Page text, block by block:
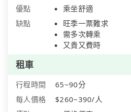
優點
乘坐舒適
缺點
旺季一票難求
需多次轉乘
又貴又費時
租車
行程時間
65~90分
每人價格
$260~390/人